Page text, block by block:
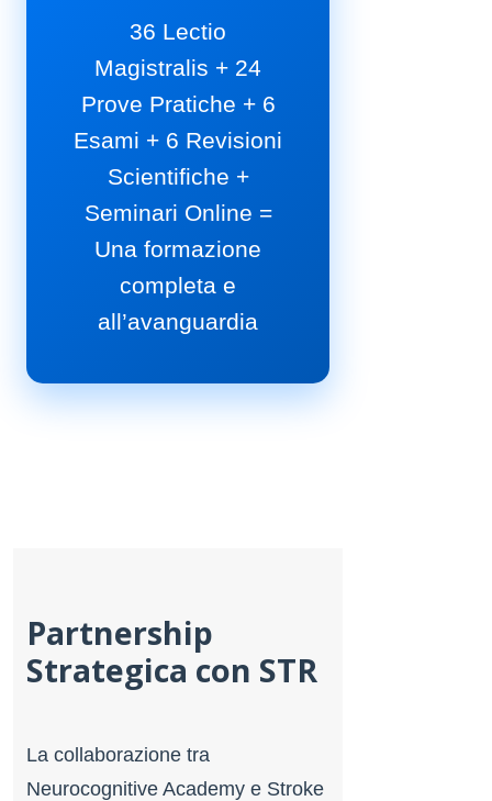
36 Lectio
Magistralis + 24
Prove Pratiche + 6
Esami + 6 Revisioni
Scientifiche +
Seminari Online =
Una formazione
completa e
all’avanguardia
Partnership
Strategica con STR
La collaborazione tra
Neurocognitive Academy e Stroke